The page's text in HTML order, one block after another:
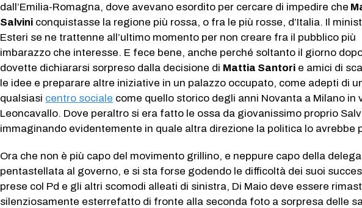
dall’Emilia-Romagna, dove avevano esordito per cercare di impedire che
Salvini conquistasse la regione più rossa, o fra le più rosse, d’Italia. Il
Esteri se ne trattenne all’ultimo momento per non creare fra il pubblico più
imbarazzo che interesse. E fece bene, anche perché soltanto il giorno
dovette dichiararsi sorpreso dalla decisione di Mattia Santori e amici di
le idee e preparare altre iniziative in un palazzo occupato, come adepti di
qualsiasi centro sociale come quello storico degli anni Novanta a Milano in
Leoncavallo. Dove peraltro si era fatto le ossa da giovanissimo proprio
immaginando evidentemente in quale altra direzione la politica lo avrebbe
Ora che non è più capo del movimento grillino, e neppure capo della
pentastellata al governo, e si sta forse godendo le difficoltà dei suoi
prese col Pd e gli altri scomodi alleati di sinistra, Di Maio deve essere
silenziosamente esterrefatto di fronte alla seconda foto a sorpresa delle